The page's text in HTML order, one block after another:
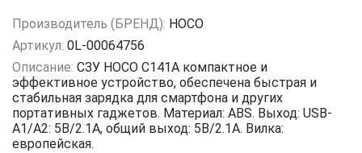
Производитель (БРЕНД): HOCO
Артикул: 0L-00064756
Описание: СЗУ HOCO C141A компактное и
эффективное устройство, обеспечена быстрая и
стабильная зарядка для смартфона и других
портативных гаджетов. Материал: ABS. Выход: USB-
A1/A2: 5В/2.1A, общий выход: 5В/2.1A. Вилка:
европейская.